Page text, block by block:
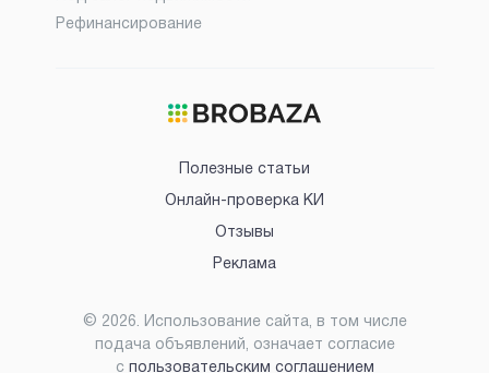
Рефинансирование
Полезные статьи
Онлайн-проверка КИ
Отзывы
Реклама
© 2026. Использование сайта, в том числе
подача объявлений, означает согласие
с пользовательским соглашением